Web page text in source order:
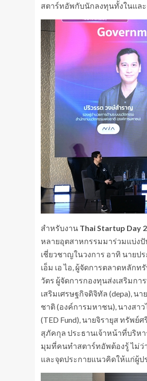
สตาร์ทอัพกับนักลงทุนทั้งในแล
สำหรับงาน Thai Startup Day
หลายอุตสาหกรรมมาร่วมแบ่ง
เชี่ยวชาญในวงการ อาทิ นายป
เอ็ม เอ ไอ, ผู้จัดการตลาดหลัก
วัตร ผู้จัดการกองทุนส่งเสริมก
เสริมเศรษฐกิจดิจิทัล (depa),
ชาติ (องค์การมหาชน), นางสา
(TED Fund), นายจิรายุส ทรัพย์ศ
สุภัคกุล ประธานเจ้าหน้าที่บริหา
มุมที่คนทำสตาร์ทอัพต้องรู้ ไม่ว่าจ
และจุดประกายแนวคิดให้แก่ผู้ป